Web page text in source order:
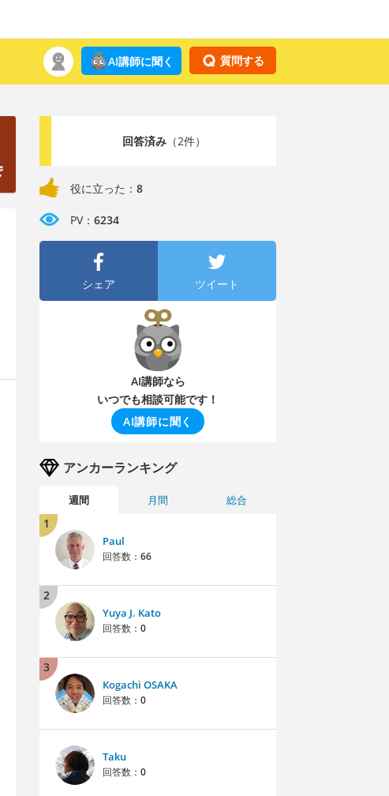
質問する
AI講師に聞く
回答済み（2件）
役に立った： 8
PV： 6234
シェア ツイート
AI講師なら
いつでも相談可能です！
AI講師に聞く
アンカーランキング
週間 月間 総合
1
Paul
回答数： 66
2
Yuya J. Kato
回答数： 0
3
Kogachi OSAKA
回答数： 0
Taku
回答数： 0